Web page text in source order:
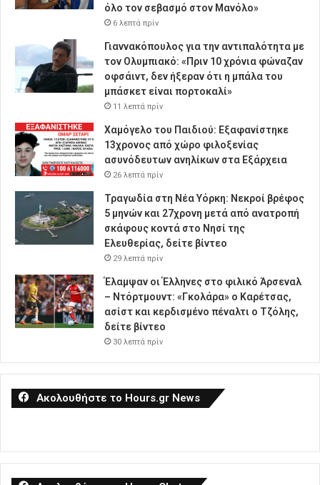
όλο τον σεβασμό στον Μανόλο»
6 λεπτά πρίν
Γιαννακόπουλος για την αντιπαλότητα με
τον Ολυμπιακό: «Πριν 10 χρόνια φώναζαν
οφσάιντ, δεν ήξεραν ότι η μπάλα του
μπάσκετ είναι πορτοκαλί»
11 λεπτά πρίν
Χαμόγελο του Παιδιού: Εξαφανίστηκε
13χρονος από χώρο φιλοξενίας
ασυνόδευτων ανηλίκων στα Εξάρχεια
26 λεπτά πρίν
Τραγωδία στη Νέα Υόρκη: Νεκροί βρέφος
5 μηνών και 27χρονη μετά από ανατροπή
σκάφους κοντά στο Νησί της
Ελευθερίας, δείτε βίντεο
29 λεπτά πρίν
Έλαμψαν οι Έλληνες στο φιλικό Άρσεναλ
– Ντόρτμουντ: «Γκολάρα» ο Καρέτσας,
ασίστ και κερδισμένο πέναλτι ο Τζόλης,
δείτε βίντεο
30 λεπτά πρίν
Ακολουθήστε το Hours.gr News